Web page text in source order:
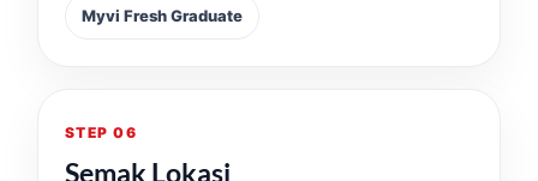
Myvi Fresh Graduate
STEP 06
Semak Lokasi